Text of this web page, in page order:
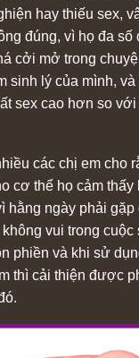
hay thiếu sex,
đúng, vì họ đa số
cởi mở trong
sinh lý của mình,
sex cao hơn so
các chị em cho
cơ thể họ cảm thấy
hằng ngày phải gặp
vui trong cuộc
phiền và khi sử
thì cải thiện được